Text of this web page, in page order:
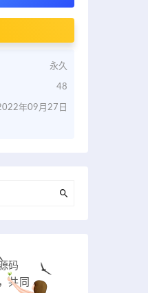
永久
48
年09月27日
码
共同